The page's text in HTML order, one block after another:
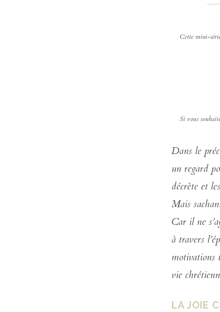
Cette mini-
Si vous
Dans le
un regard
décrète et
Mais
Car il ne
à travers
motivations
vie
LA JOIE